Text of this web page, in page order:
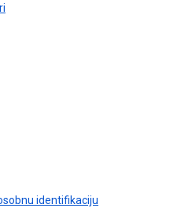
identifikaciju